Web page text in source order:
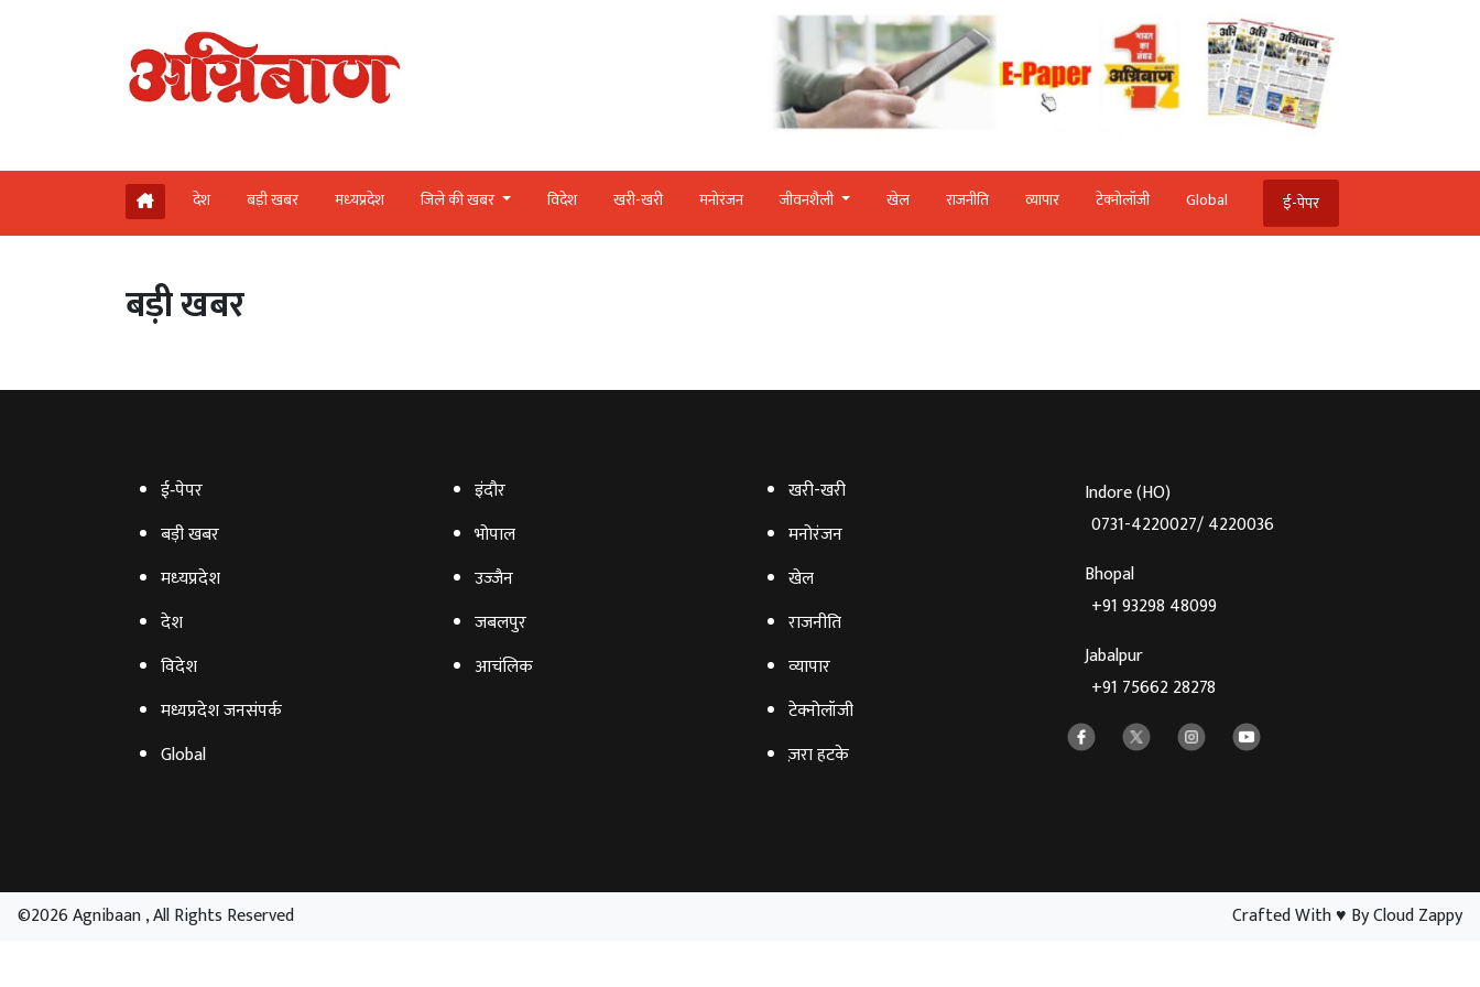
देश बड़ी खबर मध्‍यप्रदेश जिले की खबर विदेश खरी-खरी मनोरंजन जीवनशैली खेल राजनीति व्‍यापार टेक्‍नोलॉजी Global ई-पेपर
बड़ी खबर
ई‑पेपर
बड़ी खबर
मध्‍यप्रदेश
देश
विदेश
मध्यप्रदेश जनसंपर्क
Global
इंदौर
भोपाल
उज्‍जैन
जबलपुर
आचंलिक
खरी-खरी
मनोरंजन
खेल
राजनीति
व्‍यापार
टेक्‍नोलॉजी
ज़रा हटके
Indore (HO)
0731-4220027/ 4220036
Bhopal
+91 93298 48099
Jabalpur
+91 75662 28278
©2026 Agnibaan , All Rights Reserved Crafted With♥ By Cloud Zappy